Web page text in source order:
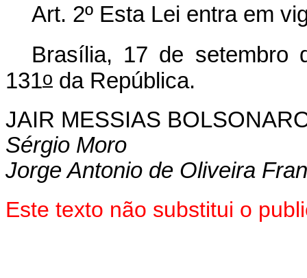
Art. 2º Esta Lei entra em
Brasília, 17 de setembro
131o da República.
JAIR MESSIAS
Sérgio Moro
Jorge Antonio de Oliveira
Este texto não substitui o